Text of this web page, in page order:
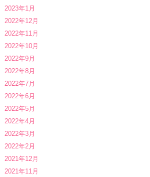
2023年1月
2022年12月
2022年11月
2022年10月
2022年9月
2022年8月
2022年7月
2022年6月
2022年5月
2022年4月
2022年3月
2022年2月
2021年12月
2021年11月